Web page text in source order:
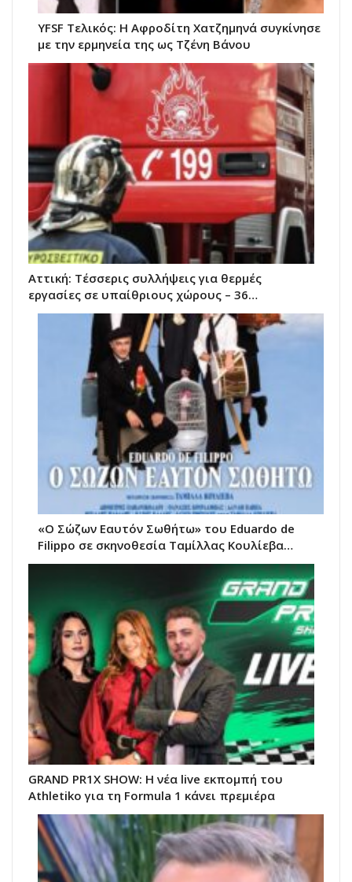
YFSF Τελικός: Η Αφροδίτη Χατζημηνά συγκίνησε
με την ερμηνεία της ως Τζένη Βάνου
Αττική: Τέσσερις συλλήψεις για θερμές
εργασίες σε υπαίθριους χώρους – 36…
«Ο Σώζων Εαυτόν Σωθήτω» του Eduardo de
Filippo σε σκηνοθεσία Ταμίλλας Κουλίεβα…
GRAND PR1X SHOW: Η νέα live εκπομπή του
Athletiko για τη Formula 1 κάνει πρεμιέρα